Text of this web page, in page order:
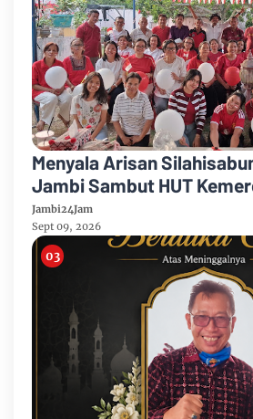
Menyala Arisan
Jambi Sambut HUT
81 Gelar Berbagai Kegiatan
Jambi24Jam
Sept 09, 2026